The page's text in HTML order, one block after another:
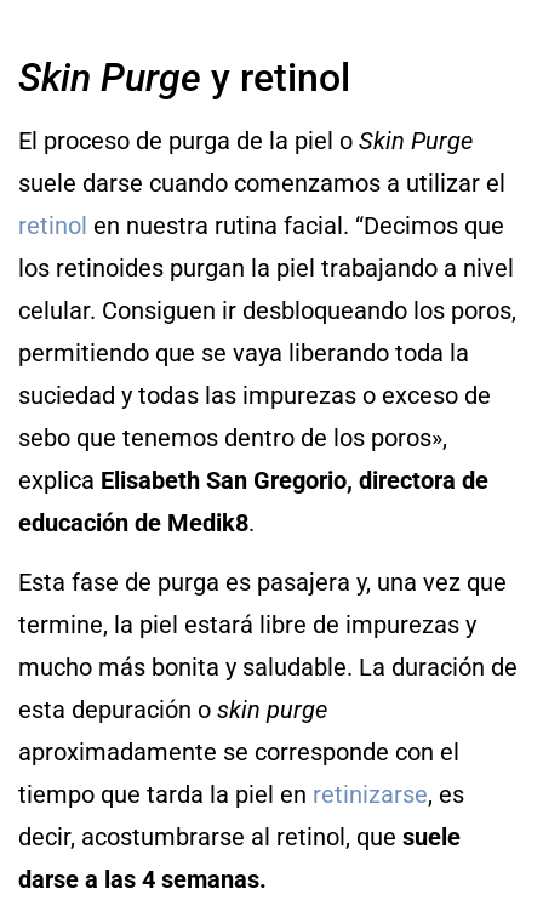
Skin Purge y retinol
El proceso de purga de la piel o Skin Purge
suele darse cuando comenzamos a utilizar el
retinol en nuestra rutina facial. “Decimos que
los retinoides purgan la piel trabajando a nivel
celular. Consiguen ir desbloqueando los poros,
permitiendo que se vaya liberando toda la
suciedad y todas las impurezas o exceso de
sebo que tenemos dentro de los poros»,
explica Elisabeth San Gregorio, directora de
educación de Medik8.
Esta fase de purga es pasajera y, una vez que
termine, la piel estará libre de impurezas y
mucho más bonita y saludable. La duración de
esta depuración o skin purge
aproximadamente se corresponde con el
tiempo que tarda la piel en retinizarse, es
decir, acostumbrarse al retinol, que suele
darse a las 4 semanas.